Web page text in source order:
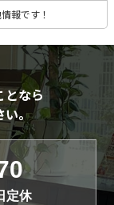
報です！
となら
い。
定休